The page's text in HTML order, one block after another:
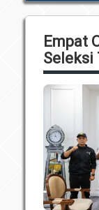
Empat
Seleksi